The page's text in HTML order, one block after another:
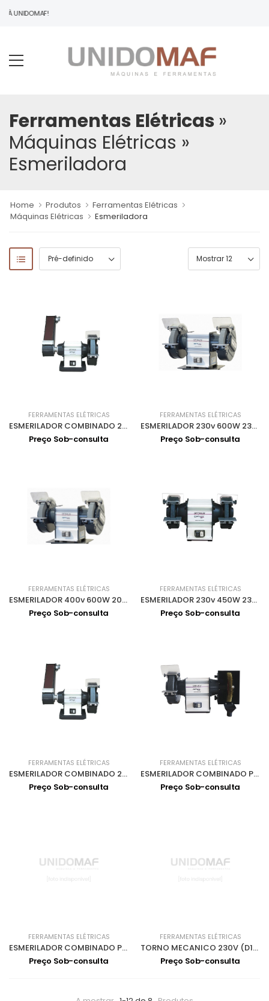
À UNIDOMAF!
Ferramentas Elétricas»
Máquinas Elétricas »
Esmeriladora
Home Produtos
Ferramentas Elétricas
Máquinas Elétricas
Esmeriladora
FERRAMENTAS ELÉTRICAS
ESMERILADOR COMBINADO 200+CINTA SL1 GU-20S
Preço Sob-consulta
FERRAMENTAS ELÉTRICAS
ESMERILADOR 230v 600W 230V GU20
Preço Sob-consulta
FERRAMENTAS ELÉTRICAS
ESMERILADOR 400v 600W 200 f32 GU20 3101520
Preço Sob-consulta
FERRAMENTAS ELÉTRICAS
ESMERILADOR 230v 450W 230V GU15
Preço Sob-consulta
FERRAMENTAS ELÉTRICAS
ESMERILADOR COMBINADO 250+CINTA SL2 GU-25S
Preço Sob-consulta
FERRAMENTAS ELÉTRICAS
ESMERILADOR COMBINADO PEDRA+ESCOVA 400V GU20B
Preço Sob-consulta
FERRAMENTAS ELÉTRICAS
ESMERILADOR COMBINADO PEDRA+ESCOVA 230V GU20B
Preço Sob-consulta
FERRAMENTAS ELÉTRICAS
TORNO MECANICO 230V (D140) TU1503V
Preço Sob-consulta